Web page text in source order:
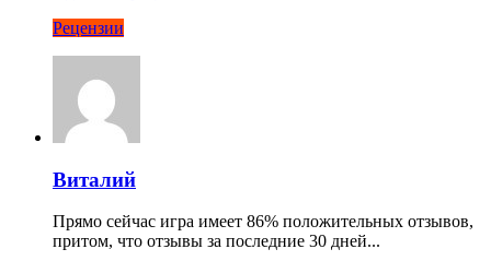
Рецензии
Виталий
Прямо сейчас игра имеет 86% положительных отзывов,
притом, что отзывы за последние 30 дней...